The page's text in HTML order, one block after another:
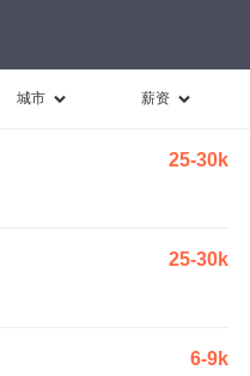
城市 薪资
25-30k
25-30k
6-9k